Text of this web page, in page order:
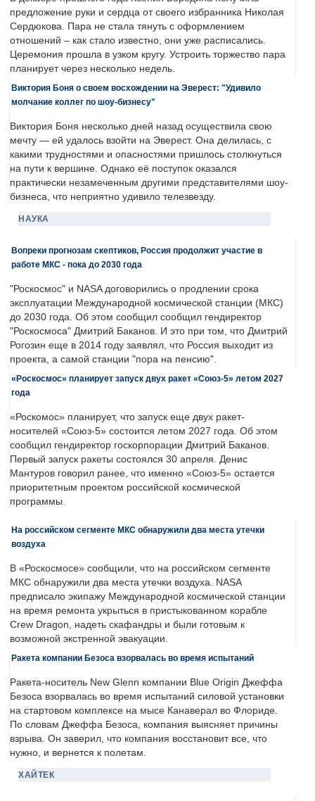
предложение руки и сердца от своего избранника Николая
Сердюкова. Пара не стала тянуть с оформлением
отношений – как стало известно, они уже расписались.
Церемония прошла в узком кругу. Устроить торжество пара
планирует через несколько недель.
Виктория Боня о своем восхождении на Эверест: "Удивило
молчание коллег по шоу-бизнесу"
Виктория Боня несколько дней назад осуществила свою
мечту — ей удалось взойти на Эверест. Она делилась, с
какими трудностями и опасностями пришлось столкнуться
на пути к вершине. Однако её поступок оказался
практически незамеченным другими представителями шоу-
бизнеса, что неприятно удивило телезвезду.
НАУКА
Вопреки прогнозам скептиков, Россия продолжит участие в
работе МКС - пока до 2030 года
"Роскосмос" и NASA договорились о продлении срока
эксплуатации Международной космической станции (МКС)
до 2030 года. Об этом сообщил сообщил гендиректор
"Роскосмоса" Дмитрий Баканов. И это при том, что Дмитрий
Рогозин еще в 2014 году заявлял, что Россия выходит из
проекта, а самой станции "пора на пенсию".
«Роскосмос» планирует запуск двух ракет «Союз-5» летом 2027
года
«Роскомос» планирует, что запуск еще двух ракет-
носителей «Союз-5» состоится летом 2027 года. Об этом
сообщил гендиректор госкорпорации Дмитрий Баканов.
Первый запуск ракеты состоялся 30 апреля. Денис
Мантуров говорил ранее, что именно «Союз-5» остается
приоритетным проектом российской космической
программы.
На российском сегменте МКС обнаружили два места утечки
воздуха
В «Роскосмосе» сообщили, что на российском сегменте
МКС обнаружили два места утечки воздуха. NASA
предписало экипажу Международной космической станции
на время ремонта укрыться в пристыкованном корабле
Crew Dragon, надеть скафандры и были готовым к
возможной экстренной эвакуации.
Ракета компании Безоса взорвалась во время испытаний
Ракета-носитель New Glenn компании Blue Origin Джеффа
Безоса взорвалась во время испытаний силовой установки
на стартовом комплексе на мысе Канаверал во Флориде.
По словам Джеффа Безоса, компания выясняет причины
взрыва. Он заверил, что компания восстановит все, что
нужно, и вернется к полетам.
ХАЙТЕК